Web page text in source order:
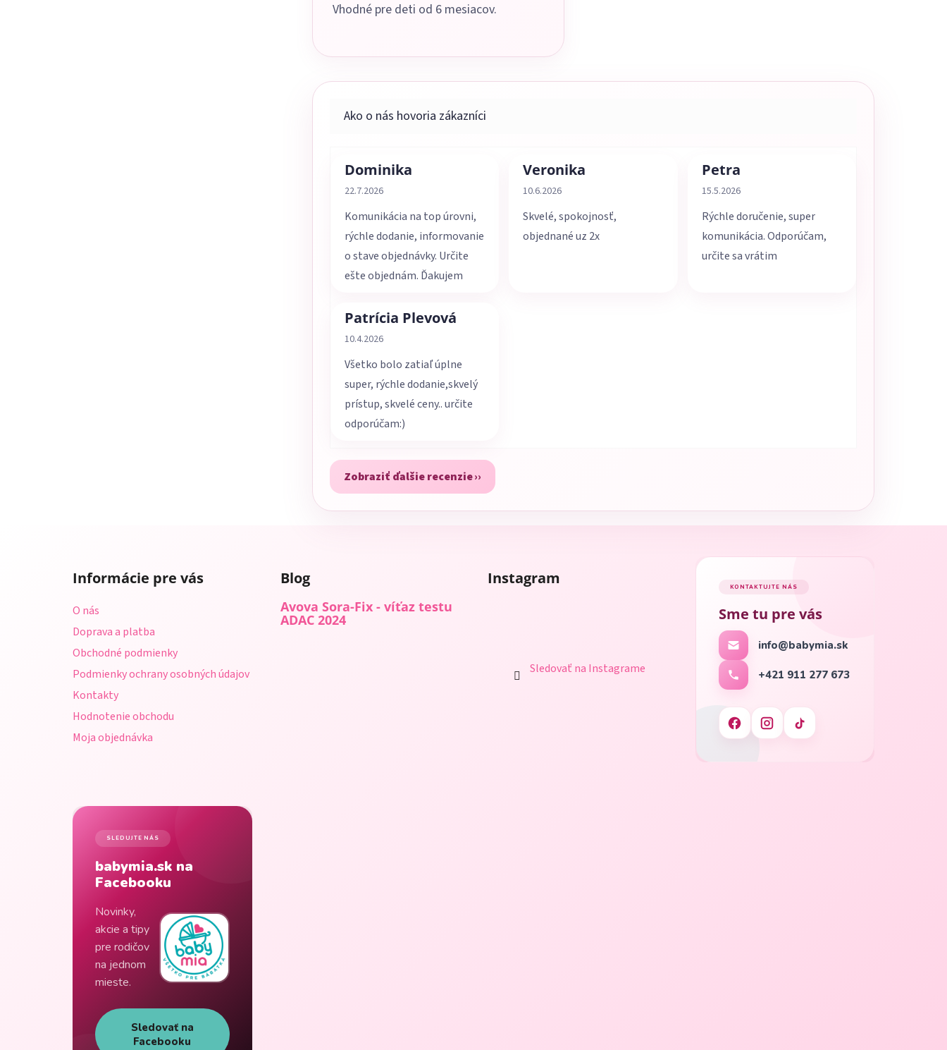
Vhodné pre deti od 6 mesiacov.
Dominika
Hodnotenie obchodu je 5 z 5 hviezdičiek.
22.7.2026
Komunikácia na top úrovni,
rýchle dodanie, informovanie
o stave objednávky. Určite
ešte objednám. Ďakujem
Veronika
Hodnotenie obchodu je 5 z 5 hviezdičiek.
10.6.2026
Skvelé, spokojnosť,
objednané uz 2x
Petra
Hodnotenie obchodu je 5 z 5 hviezdičiek.
15.5.2026
Rýchle doručenie, super
komunikácia. Odporúčam,
určite sa vrátim
Patrícia Plevová
Hodnotenie obchodu je 5 z 5 hviezdičiek.
10.4.2026
Všetko bolo zatiaľ úplne
super, rýchle dodanie,skvelý
prístup, skvelé ceny.. určite
odporúčam:)
Zobraziť ďalšie recenzie
Informácie pre vás
O nás
Doprava a platba
Obchodné podmienky
Podmienky ochrany osobných údajov
Kontakty
Hodnotenie obchodu
Moja objednávka
Blog
Avova Sora-Fix - víťaz testu
ADAC 2024
Instagram
Sledovať na Instagrame
KONTAKTUJTE NÁS
Sme tu pre vás
info@babymia.sk
+421 911 277 673
SLEDUJTE NÁS
babymia.sk na
Facebooku
Novinky,
akcie a tipy
pre rodičov
na jednom
mieste.
Sledovať na
Facebooku